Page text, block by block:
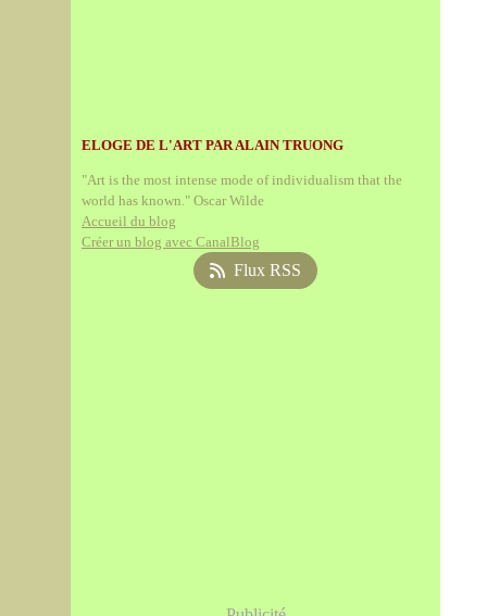
ELOGE DE L'ART PAR ALAIN TRUONG
"Art is the most intense mode of individualism that the
world has known." Oscar Wilde
Accueil du blog
Créer un blog avec CanalBlog
Flux RSS